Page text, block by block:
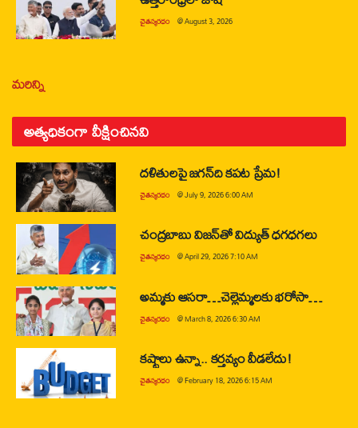
చైతన్యరధం @August 3, 2026
మరిన్ని
అత్యధికంగా వీక్షించినవి
దళితులపై జగన్‌ది కపట ప్రేమ!
చైతన్యరధం @July 9, 2026 6:00 AM
చంద్రబాబు విజన్‌తో విద్యుత్ ధగధగలు
చైతన్యరధం @April 29, 2026 7:10 AM
అమ్మకు ఆసరా…చెల్లెమ్మలకు భరోసా…
చైతన్యరధం @March 8, 2026 6:30 AM
కష్టాలు ఉన్నా.. కర్తవ్యం వీడలేదు!
చైతన్యరధం @February 18, 2026 6:15 AM